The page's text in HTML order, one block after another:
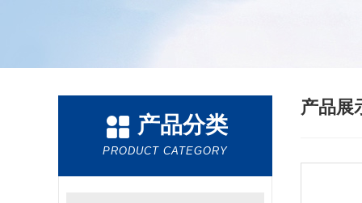
产品分类
PRODUCT CATEGORY
产品展